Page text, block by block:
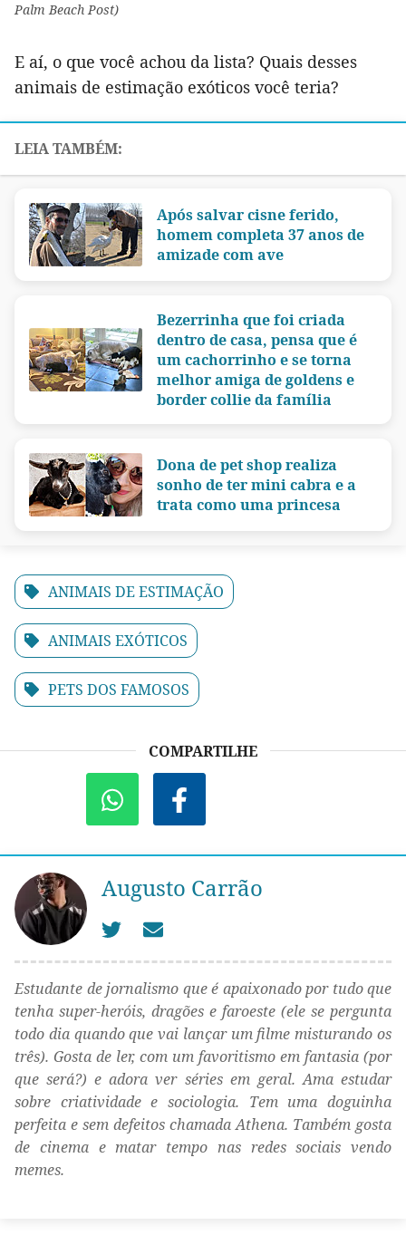
Palm Beach Post)
E aí, o que você achou da lista? Quais desses
animais de estimação exóticos você teria?
Após salvar cisne ferido,
homem completa 37 anos de
amizade com ave
Bezerrinha que foi criada
dentro de casa, pensa que é
um cachorrinho e se torna
melhor amiga de goldens e
border collie da família
Dona de pet shop realiza
sonho de ter mini cabra e a
trata como uma princesa
ANIMAIS DE ESTIMAÇÃO
ANIMAIS EXÓTICOS
PETS DOS FAMOSOS
COMPARTILHE
Augusto Carrão
Estudante de jornalismo que é apaixonado por tudo que
tenha super-heróis, dragões e faroeste (ele se pergunta
todo dia quando que vai lançar um filme misturando os
três). Gosta de ler, com um favoritismo em fantasia (por
que será?) e adora ver séries em geral. Ama estudar
sobre criatividade e sociologia. Tem uma doguinha
perfeita e sem defeitos chamada Athena. Também gosta
de cinema e matar tempo nas redes sociais vendo
memes.